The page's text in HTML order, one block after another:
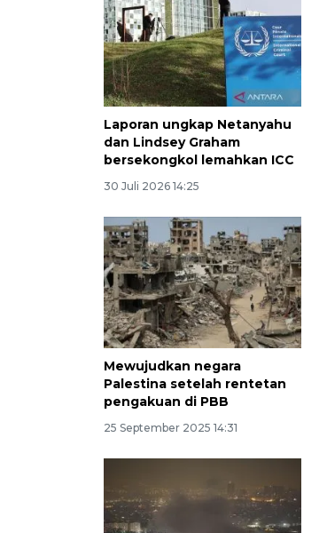
Laporan ungkap Netanyahu
dan Lindsey Graham
bersekongkol lemahkan ICC
30 Juli 2026 14:25
Mewujudkan negara
Palestina setelah rentetan
pengakuan di PBB
25 September 2025 14:31